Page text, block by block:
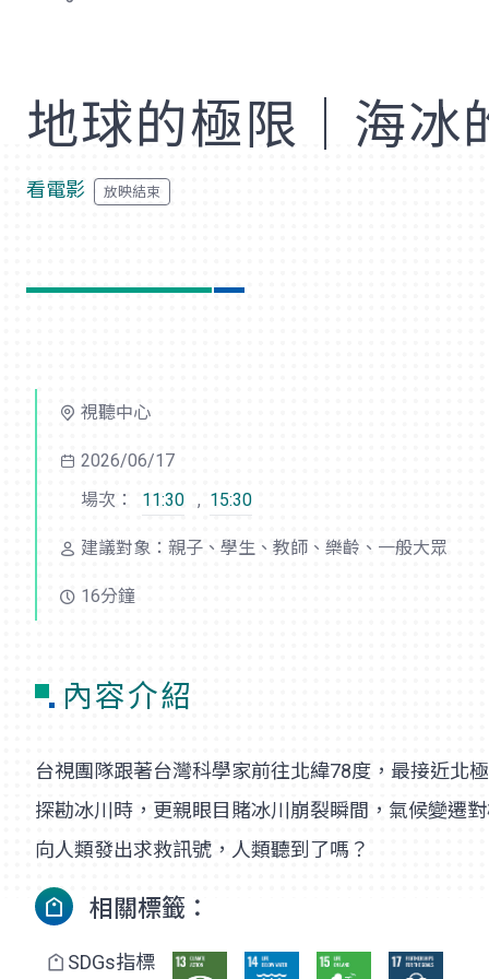
地球的極限｜海冰
看電影
視聽中心
2026/06/17
場次：
11:30 , 15:30
建議對象：親子、學生、教師、樂齡、一般大眾
16分鐘
內容介紹
台視團隊跟著台灣科學家前往北緯78度，最接近北
探勘冰川時，更親眼目賭冰川崩裂瞬間，氣候變遷
向人類發出求救訊號，人類聽到了嗎？
相關標籤：
SDGs指標